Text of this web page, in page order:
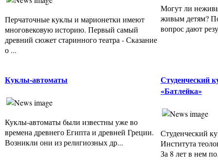
Перчаточные куклы и марионетки имеют
многовековую историю. Первый самый
древний сюжет старинного театра - Сказание
о ...
Могут ли
живым детям?
вопрос дают
Куклы-автоматы
Куклы-автоматы были известны уже во
времена древнего Египта и древней Греции.
Возникли они из религиозных др...
Студенческий
«Батлейка»
Студенческий
Института
За 8 лет в нем